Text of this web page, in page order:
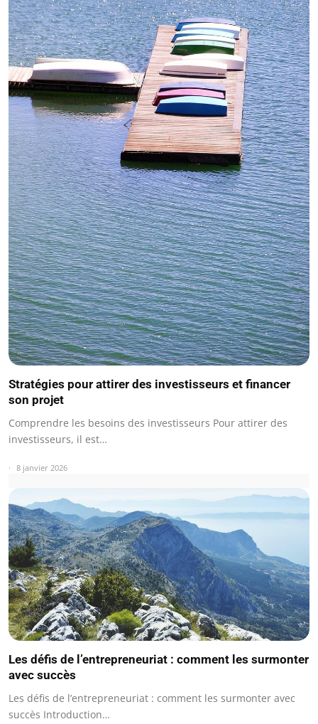
Stratégies pour attirer des investisseurs et financer
son projet
Comprendre les besoins des investisseurs Pour attirer des
investisseurs, il est…
8 janvier 2026
Les défis de l’entrepreneuriat : comment les surmonter
avec succès
Les défis de l’entrepreneuriat : comment les surmonter avec
succès Introduction…